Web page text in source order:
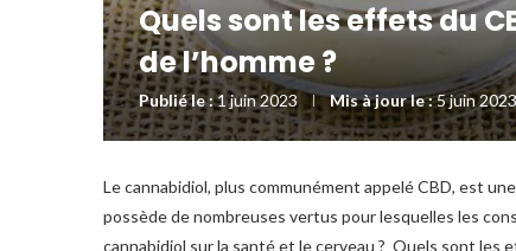
Quels sont les effets du
de l’homme ?
Publié le : 1 juin 2023 Mis à jour le :5 juin 2023
Le cannabidiol, plus communément appelé CBD, est
possède de nombreuses vertus pour lesquelles les
cannabidiol sur la santé et le cerveau ? Quels sont les